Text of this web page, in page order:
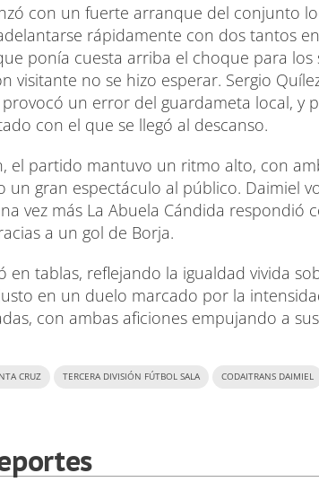
con un fuerte arranque del conjunto
rápidamente con dos tantos
ponía cuesta arriba el choque para los
visitante no se hizo esperar. Sergio
un error del guardameta local, y
con el que se llegó al descanso.
el partido mantuvo un ritmo alto, con
un gran espectáculo al público. Daimiel
vez más La Abuela Cándida respondió
a un gol de Borja.
en tablas, reflejando la igualdad vivida
en un duelo marcado por la
con ambas aficiones empujando a
CRUZ TERCERA DIVISIÓN FÚTBOL SALA CODAITRANS DAIMIEL